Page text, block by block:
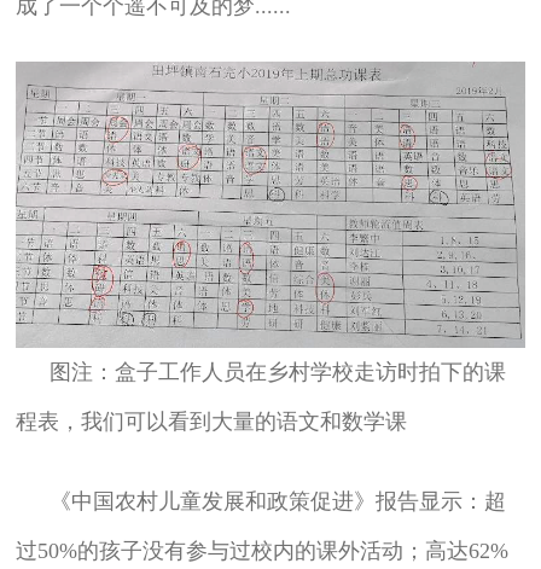
成了一个个遥不可及的梦......
图注：盒子工作人员在乡村学校走访时拍下的课
程表，我们可以看到大量的语文和数学课
《中国农村儿童发展和政策促进》报告显示：超
过50%的孩子没有参与过校内的课外活动；高达62%